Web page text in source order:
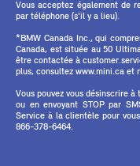
Vous acceptez également de
par téléphone (s'il y a lieu).
*BMW Canada Inc., qui
Canada, est située au 50
être contactée à
plus, consultez www.mini.ca et
Vous pouvez vous désinscrire
ou en envoyant STOP par
Service à la clientèle pour
866-378-6464.